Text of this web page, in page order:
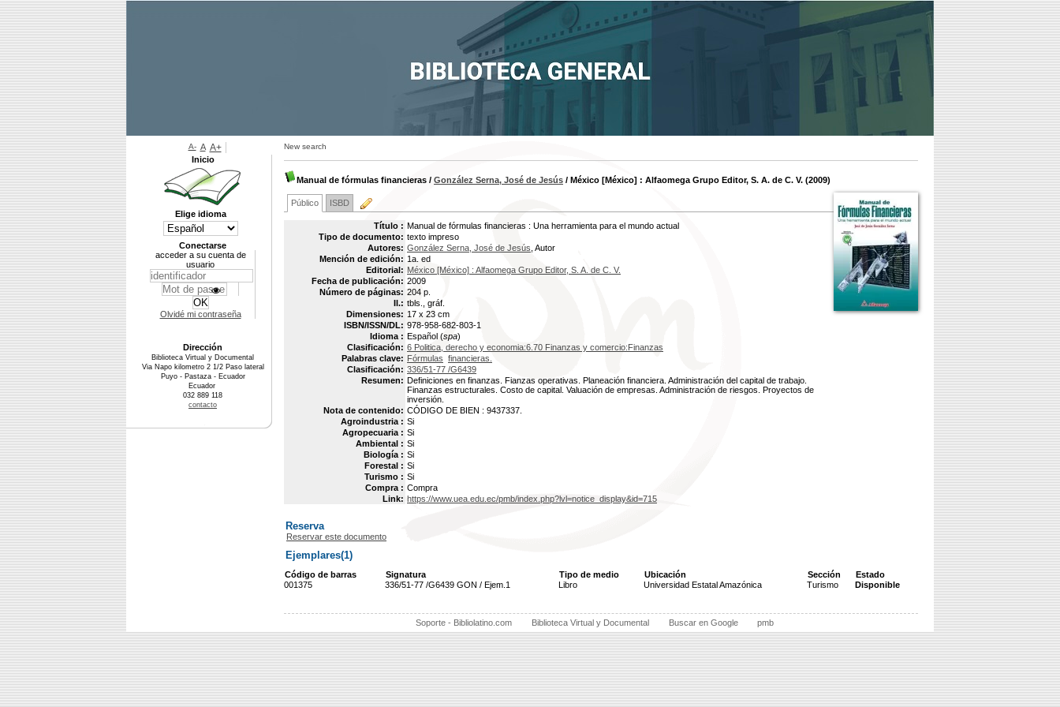
New search
Manual de fórmulas financieras / González Serna, José de Jesús / México [México] : Alfaomega Grupo Editor, S. A. de C. V. (2009)
Público ISBD
Título : Manual de fórmulas financieras : Una herramienta para el mundo actual
Tipo de documento: texto impreso
Autores: González Serna, José de Jesús , Autor
Mención de edición: 1a. ed
Editorial: México [México] : Alfaomega Grupo Editor, S. A. de C. V.
Fecha de publicación: 2009
Número de páginas: 204 p.
Il.: tbls., gráf.
Dimensiones: 17 x 23 cm
ISBN/ISSN/DL: 978-958-682-803-1
Idioma : Español (spa)
Clasificación: 6 Politica, derecho y economia:6.70 Finanzas y comercio:Finanzas
Palabras clave: Fórmulas financieras.
Clasificación: 336/51-77 /G6439
Resumen: Definiciones en finanzas. Fianzas operativas. Planeación financiera. Administración del capital de trabajo.
Finanzas estructurales. Costo de capital. Valuación de empresas. Administración de riesgos. Proyectos de
inversión.
Nota de contenido: CÓDIGO DE BIEN : 9437337.
Agroindustria : Si
Agropecuaria : Si
Ambiental : Si
Biología : Si
Forestal : Si
Turismo : Si
Compra : Compra
Link: https://www.uea.edu.ec/pmb/index.php?lvl=notice_display&id=715
Reserva
Reservar este documento
Ejemplares(1)
Código de barras Signatura Tipo de medio Ubicación Sección
Estado
001375
336/51-77 /G6439 GON / Ejem.1 Libro Universidad Estatal Amazónica Turismo Disponible
Soporte - Bibliolatino.com Biblioteca Virtual y Documental Buscar en Google pmb
A- A A+
Inicio
Elige idioma
Conectarse
acceder a su cuenta de
usuario
Olvidé mi contraseña
Dirección
Biblioteca Virtual y Documental
Via Napo kilometro 2 1/2 Paso lateral
Puyo - Pastaza - Ecuador
Ecuador
032 889 118
contacto